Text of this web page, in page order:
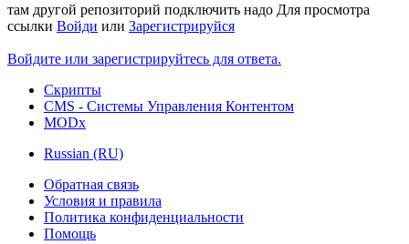
там другой репозиторий подключить надо Для просмотра
ссылки Войди или Зарегистрируйся
Войдите или зарегистрируйтесь для ответа.
Скрипты
CMS - Системы Управления Контентом
MODx
Russian (RU)
Обратная связь
Условия и правила
Политика конфиденциальности
Помощь